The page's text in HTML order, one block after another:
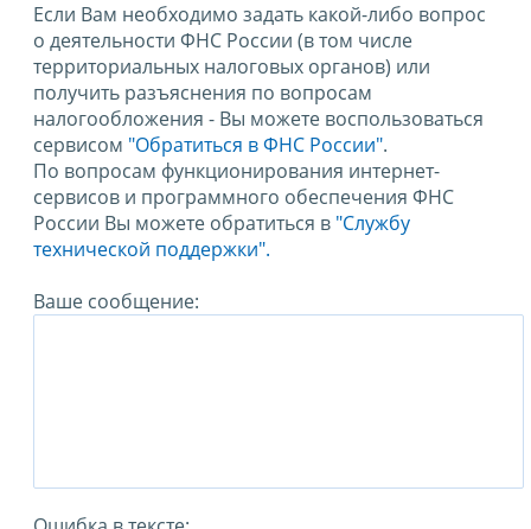
Если Вам необходимо задать какой-либо вопрос
о деятельности ФНС России (в том числе
территориальных налоговых органов) или
получить разъяснения по вопросам
налогообложения - Вы можете воспользоваться
сервисом "Обратиться в ФНС России".
По вопросам функционирования интернет-
сервисов и программного обеспечения ФНС
России Вы можете обратиться в "Службу
технической поддержки".
Ваше сообщение: